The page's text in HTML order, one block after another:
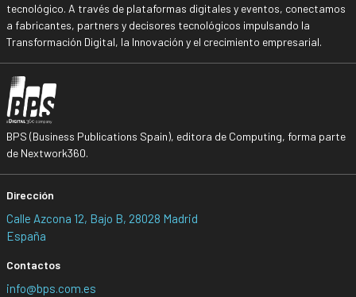
tecnológico. A través de plataformas digitales y eventos, conectamos
a fabricantes, partners y decisores tecnológicos impulsando la
Transformación Digital, la Innovación y el crecimiento empresarial.
BPS (Business Publications Spain), editora de Computing, forma parte
de Nextwork360.
Dirección
Calle Azcona 12, Bajo B, 28028 Madrid
España
Contactos
info@bps.com.es